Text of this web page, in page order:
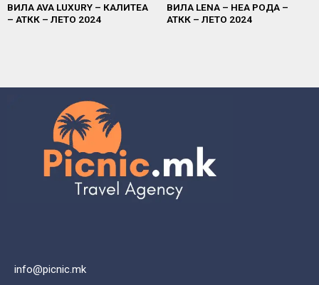
ВИЛА AVA LUXURY – КАЛИТЕА
– АТКК – ЛЕТО 2024
ВИЛА LENA – НЕА РОДА –
АТКК – ЛЕТО 2024
info@picnic.mk